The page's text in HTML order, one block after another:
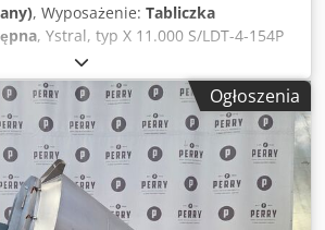
, Wyposażenie: Tabliczka
, Ystral, typ X 11.000 S/LDT-4-154P
na zasadzie rotora i stojana na
Dcjdpfx Aiezp Nvwjvsk
są przeznaczone do produkcji emulsji
lepkości. Spełniają wysokie
dokładnego rozproszenia, również w
i są stosowane do
o objętości do 2000 litrów. Napęd:
kW
Ogłoszenia